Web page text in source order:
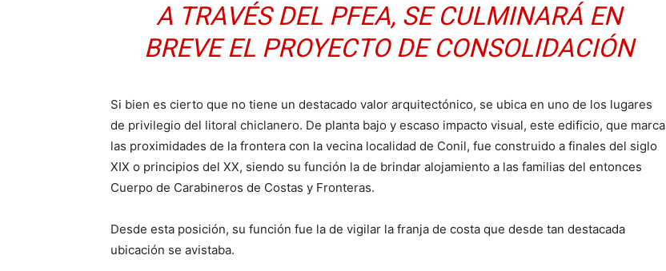
A TRAVÉS DEL PFEA, SE CULMINARÁ EN
BREVE EL PROYECTO DE CONSOLIDACIÓN
Si bien es cierto que no tiene un destacado valor arquitectónico, se ubica en uno de los lugares
de privilegio del litoral chiclanero. De planta bajo y escaso impacto visual, este edificio, que marca
las proximidades de la frontera con la vecina localidad de Conil, fue construido a finales del siglo
XIX o principios del XX, siendo su función la de brindar alojamiento a las familias del entonces
Cuerpo de Carabineros de Costas y Fronteras.
Desde esta posición, su función fue la de vigilar la franja de costa que desde tan destacada
ubicación se avistaba.